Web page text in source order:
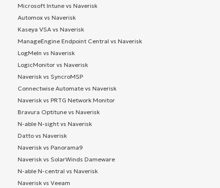
Microsoft Intune vs Naverisk
Automox vs Naverisk
Kaseya VSA vs Naverisk
ManageEngine Endpoint Central vs Naverisk
LogMeIn vs Naverisk
LogicMonitor vs Naverisk
Naverisk vs SyncroMSP
Connectwise Automate vs Naverisk
Naverisk vs PRTG Network Monitor
Bravura Optitune vs Naverisk
N-able N-sight vs Naverisk
Datto vs Naverisk
Naverisk vs Panorama9
Naverisk vs SolarWinds Dameware
N-able N-central vs Naverisk
Naverisk vs Veeam